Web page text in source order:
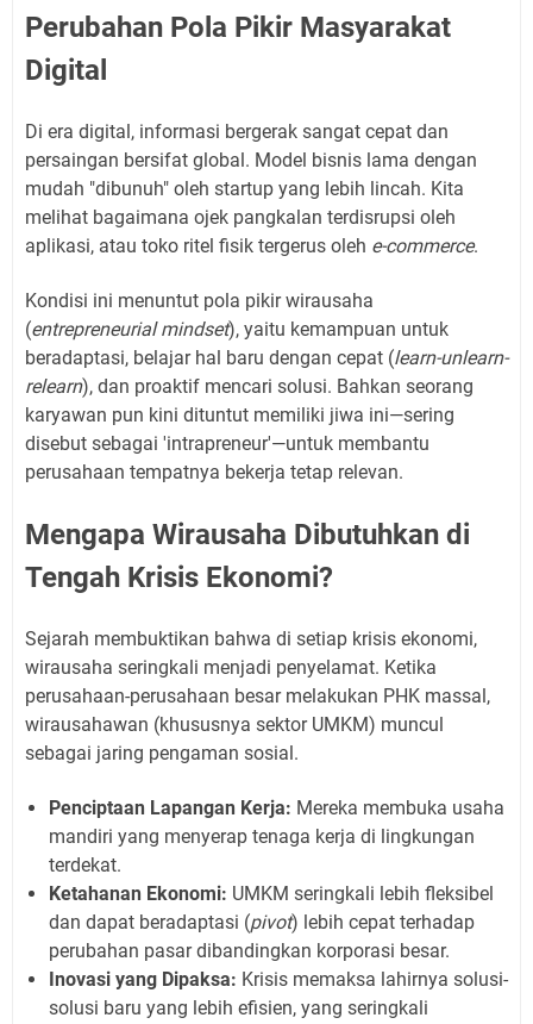
Perubahan Pola Pikir Masyarakat
Digital
Di era digital, informasi bergerak sangat cepat dan
persaingan bersifat global. Model bisnis lama dengan
mudah "dibunuh" oleh startup yang lebih lincah. Kita
melihat bagaimana ojek pangkalan terdisrupsi oleh
aplikasi, atau toko ritel fisik tergerus oleh e-commerce.
Kondisi ini menuntut pola pikir wirausaha
(entrepreneurial mindset), yaitu kemampuan untuk
beradaptasi, belajar hal baru dengan cepat (learn-unlearn-
relearn), dan proaktif mencari solusi. Bahkan seorang
karyawan pun kini dituntut memiliki jiwa ini—sering
disebut sebagai 'intrapreneur'—untuk membantu
perusahaan tempatnya bekerja tetap relevan.
Mengapa Wirausaha Dibutuhkan di
Tengah Krisis Ekonomi?
Sejarah membuktikan bahwa di setiap krisis ekonomi,
wirausaha seringkali menjadi penyelamat. Ketika
perusahaan-perusahaan besar melakukan PHK massal,
wirausahawan (khususnya sektor UMKM) muncul
sebagai jaring pengaman sosial.
Penciptaan Lapangan Kerja: Mereka membuka usaha
mandiri yang menyerap tenaga kerja di lingkungan
terdekat.
Ketahanan Ekonomi: UMKM seringkali lebih fleksibel
dan dapat beradaptasi (pivot) lebih cepat terhadap
perubahan pasar dibandingkan korporasi besar.
Inovasi yang Dipaksa: Krisis memaksa lahirnya solusi-
solusi baru yang lebih efisien, yang seringkali